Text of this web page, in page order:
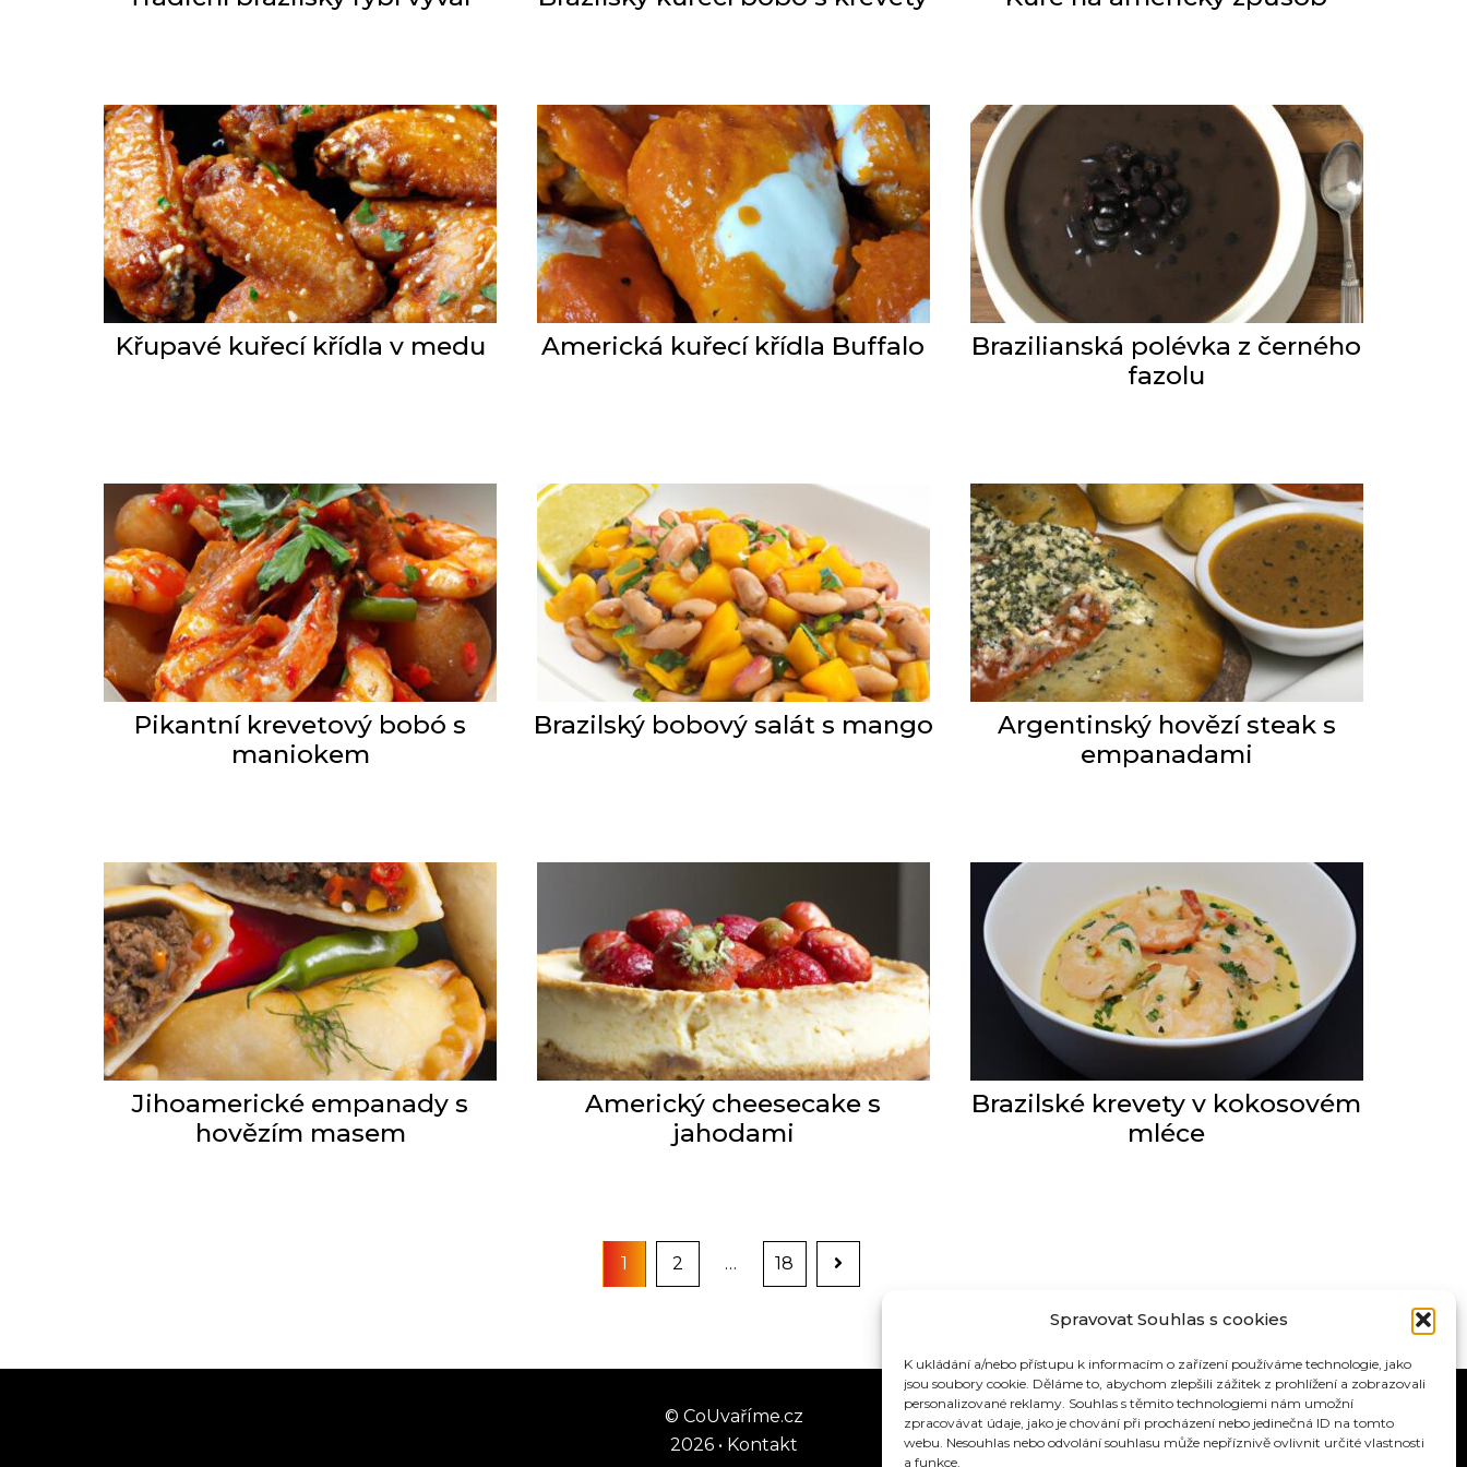
Spravovat Souhlas s cookies
K ukládání a/nebo přístupu k informacím o zařízení používáme technologie, jako
jsou soubory cookie. Děláme to, abychom zlepšili zážitek z prohlížení a zobrazovali
personalizované reklamy. Souhlas s těmito technologiemi nám umožní
zpracovávat údaje, jako je chování při procházení nebo jedinečná ID na tomto
webu. Nesouhlas nebo odvolání souhlasu může nepříznivě ovlivnit určité vlastnosti
a funkce.
Křupavé kuřecí křídla v medu Americká kuřecí křídla Buffalo
Brazilianská polévka z černého
fazolu
Pikantní krevetový bobó s
maniokem
Brazilský bobový salát s mango
Argentinský hovězí steak s
empanadami
Jihoamerické empanady s
hovězím masem
Americký cheesecake s
jahodami
Brazilské krevety v kokosovém
mléce
Page
1 Page
2 … Page
18
© CoUvaříme.cz
2026 •Kontakt